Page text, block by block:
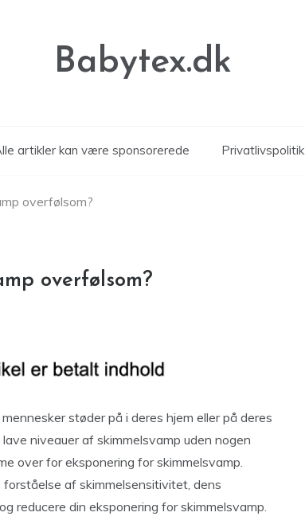
Babytex.dk
artikler kan være sponsorerede Privatlivspolitik
overfølsom?
overfølsom?
støder på i deres hjem eller på deres
niveauer af skimmelsvamp uden nogen
over for eksponering for skimmelsvamp.
af skimmelsensitivitet, dens
reducere din eksponering for skimmelsvamp.